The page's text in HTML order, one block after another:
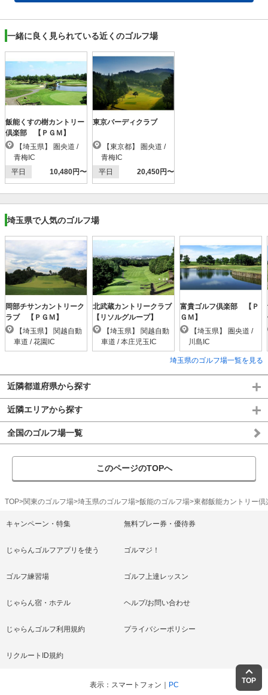
一緒に良く見られている近くのゴルフ場
飯能くすの樹カントリー
倶楽部 【ＰＧＭ】
青梅IC
平日
10,480円〜
東京バーディクラブ
青梅IC
平日
20,450円〜
埼玉県で人気のゴルフ場
岡部チサンカントリーク
ラブ 【ＰＧＭ】
車道 / 花園IC
北武蔵カントリークラブ
【リソルグループ】
車道 / 本庄児玉IC
富貴ゴルフ倶楽部 【Ｐ
ＧＭ】
川島IC
埼玉県のゴルフ場一覧を見る
TOP
近隣都道府県から探す
近隣エリアから探す
全国のゴルフ場一覧
このページのTOPへ
TOP 関東のゴルフ場 埼玉県のゴルフ場 飯能のゴルフ場 東都飯能カントリー倶
キャンペーン・特集 無料プレー券・優待券
じゃらんゴルフアプリを使う ゴルマジ！
ゴルフ練習場 ゴルフ上達レッスン
じゃらん宿・ホテル ヘルプ/お問い合わせ
じゃらんゴルフ利用規約 プライバシーポリシー
リクルートID規約
表示 スマートフォン PC